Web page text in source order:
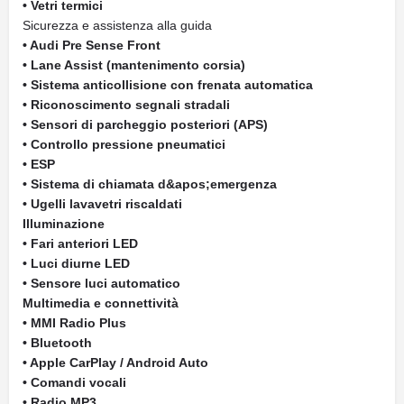
• Vetri termici
Sicurezza e assistenza alla guida
• Audi Pre Sense Front
• Lane Assist (mantenimento corsia)
• Sistema anticollisione con frenata automatica
• Riconoscimento segnali stradali
• Sensori di parcheggio posteriori (APS)
• Controllo pressione pneumatici
• ESP
• Sistema di chiamata d&apos;emergenza
• Ugelli lavavetri riscaldati
Illuminazione
• Fari anteriori LED
• Luci diurne LED
• Sensore luci automatico
Multimedia e connettività
• MMI Radio Plus
• Bluetooth
• Apple CarPlay / Android Auto
• Comandi vocali